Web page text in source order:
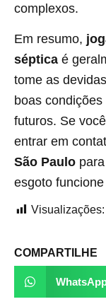
complexos.
Em resumo,
séptica é
tome as
boas
futuros. Se
entrar em
São Paulo
esgoto
Visualizações:
COMPARTILHE